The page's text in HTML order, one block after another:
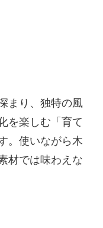
まり、独特の風
を楽しむ「育て
。使いながら木
材では味わえな